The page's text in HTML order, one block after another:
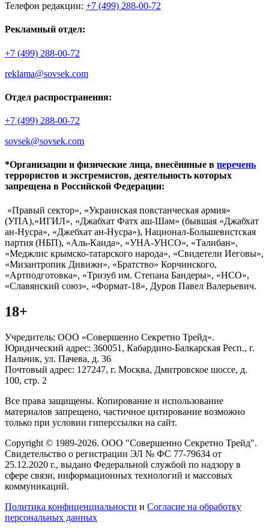
Телефон редакции: +7 (499) 288-00-72
Рекламный отдел:
+7 (499) 288-00-72
reklama@sovsek.com
Отдел распространения:
+7 (499) 288-00-72
sovsek@sovsek.com
*Организации и физические лица, внесённные в перечень
террористов и экстремистов, деятельность которых
запрещена в Российской Федерации:
«Правый сектор», «Украинская повстанческая армия»
(УПА),«ИГИЛ», «Джабхат Фатх аш-Шам» (бывшая «Джабхат
ан-Нусра», «Джебхат ан-Нусра»), Национал-Большевистская
партия (НБП), «Аль-Каида», «УНА-УНСО», «Талибан»,
«Меджлис крымско-татарского народа», «Свидетели Иеговы»,
«Мизантропик Дивижн», «Братство» Корчинского,
«Артподготовка», «Тризуб им. Степана Бандеры», «НСО»,
«Славянский союз», «Формат-18», Дуров Павел Валерьевич.
18+
Учредитель: ООО «Совершенно Секретно Трейд».
Юридический адрес: 360051, Кабардино-Балкарская Респ., г.
Нальчик, ул. Пачева, д. 36
Почтовый адрес: 127247, г. Москва, Дмитровское шоссе, д.
100, стр. 2
Все права защищены. Копирование и использование
материалов запрещено, частичное цитирование возможно
только при условии гиперссылки на сайт.
Copyright © 1989-2026. ООО "Совершенно Секретно Трейд".
Свидетельство о регистрации ЭЛ № ФС 77-79634 от
25.12.2020 г., выдано Федеральной службой по надзору в
сфере связи, информационных технологий и массовых
коммуникаций.
Политика конфиценциальности и Согласие на обработку
персональных данных